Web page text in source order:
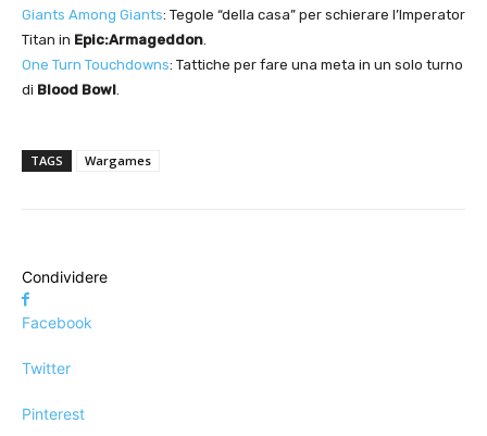
Giants Among Giants: Tegole “della casa” per schierare l’Imperator
Titan in Epic:Armageddon.
One Turn Touchdowns: Tattiche per fare una meta in un solo turno
di Blood Bowl.
TAGS Wargames
Condividere
Facebook
Twitter
Pinterest